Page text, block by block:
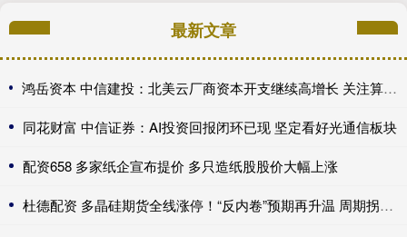
最新文章
鸿岳资本 中信建投：北美云厂商资本开支继续高增长 关注算力超跌与高股息标的
同花财富 中信证券：AI投资回报闭环已现 坚定看好光通信板块
配资658 多家纸企宣布提价 多只造纸股股价大幅上涨
杜德配资 多晶硅期货全线涨停！“反内卷”预期再升温 周期拐点来了？